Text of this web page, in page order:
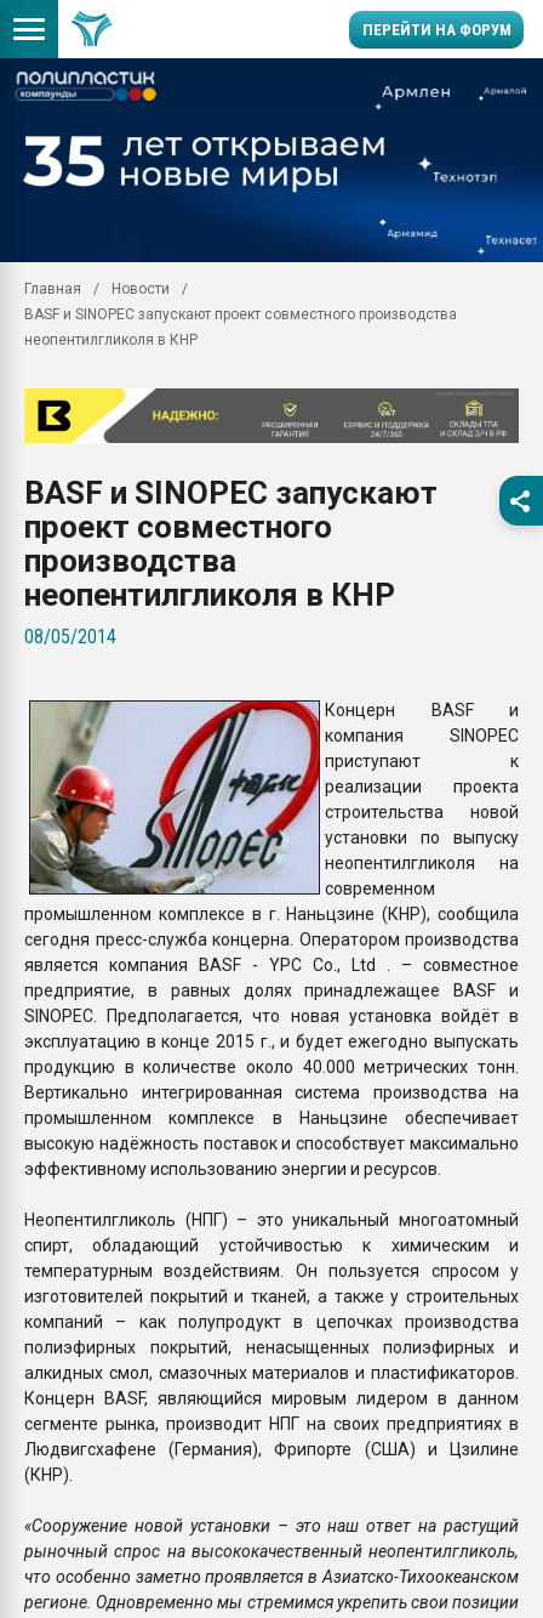
ПЕРЕЙТИ НА ФОРУМ
производство SPC
заводу пластмасс"
28.07.2026
первый план в
28.07.2026
ситуацией на
бутылок
Главная
Новости
BASF и SINOPEC запускают проект совместного производства
неопентилгликоля в КНР
BASF и SINOPEC запускают
проект совместного
производства
неопентилгликоля в КНР
08/05/2014
Концерн BASF и
компания SINOPEC
приступают к
реализации проекта
строительства новой
установки по выпуску
неопентилгликоля на
современном
промышленном комплексе в г. Наньцзине (КНР), сообщила
сегодня пресс-служба концерна. Оператором производства
является компания BASF - YPC Co., Ltd . – совместное
предприятие, в равных долях принадлежащее BASF и
SINOPEC. Предполагается, что новая установка войдёт в
эксплуатацию в конце 2015 г., и будет ежегодно выпускать
продукцию в количестве около 40.000 метрических тонн.
Вертикально интегрированная система производства на
промышленном комплексе в Наньцзине обеспечивает
высокую надёжность поставок и способствует максимально
эффективному использованию энергии и ресурсов.
Неопентилгликоль (НПГ) – это уникальный многоатомный
спирт, обладающий устойчивостью к химическим и
температурным воздействиям. Он пользуется спросом у
изготовителей покрытий и тканей, а также у строительных
компаний – как полупродукт в цепочках производства
полиэфирных покрытий, ненасыщенных полиэфирных и
алкидных смол, смазочных материалов и пластификаторов.
Концерн BASF, являющийся мировым лидером в данном
сегменте рынка, производит НПГ на своих предприятиях в
Людвигсхафене (Германия), Фрипорте (США) и Цзилине
(КНР).
«Сооружение новой установки – это наш ответ на растущий
рыночный спрос на высококачественный неопентилгликоль,
что особенно заметно проявляется в Азиатско-Тихоокеанском
регионе. Одновременно мы стремимся укрепить свои позиции